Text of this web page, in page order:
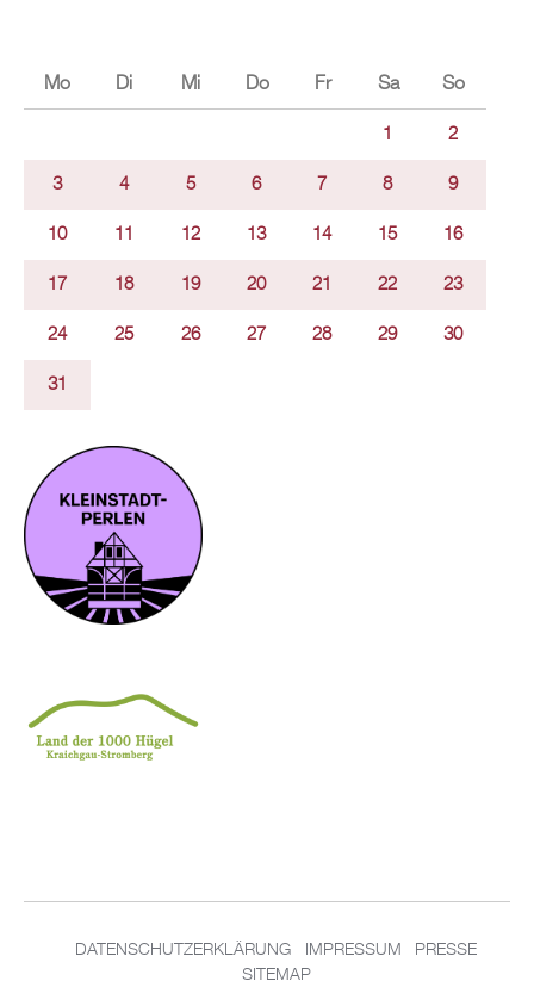
Mo Di Mi Do Fr Sa So
1 2
3 4 5 6 7 8 9
10 11 12 13 14 15 16
17 18 19 20 21 22 23
24 25 26 27 28 29 30
31
DA­TEN­SCHUT­Z­ER­KLÄ­RUNG IM­PRES­SUM
PRES­SE
SITEMAP